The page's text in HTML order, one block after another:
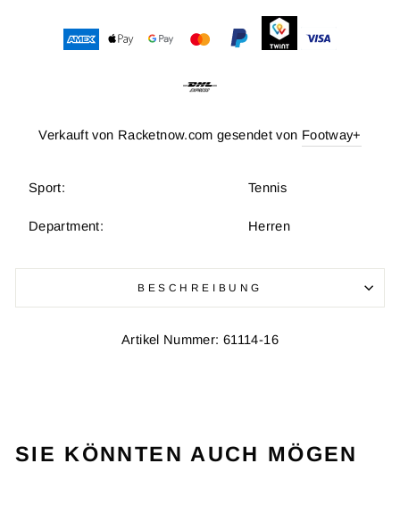
Verkauft von Racketnow.com gesendet von Footway+
Sport: Tennis
Department: Herren
BESCHREIBUNG
Artikel Nummer: 61114-16
SIE KÖNNTEN AUCH MÖGEN